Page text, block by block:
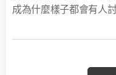
成為什麼樣子都會有人